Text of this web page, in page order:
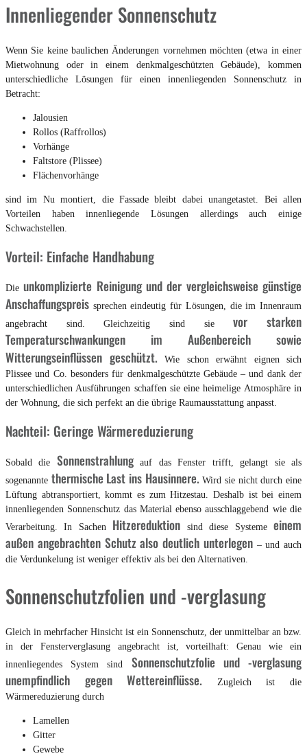
Innenliegender Sonnenschutz
Wenn Sie keine baulichen Änderungen vornehmen möchten (etwa in einer
Mietwohnung oder in einem denkmalgeschützten Gebäude), kommen
unterschiedliche Lösungen für einen innenliegenden Sonnenschutz in
Betracht:
Jalousien
Rollos (Raffrollos)
Vorhänge
Faltstore (Plissee)
Flächenvorhänge
sind im Nu montiert, die Fassade bleibt dabei unangetastet. Bei allen
Vorteilen haben innenliegende Lösungen allerdings auch einige
Schwachstellen.
Vorteil: Einfache Handhabung
Die unkomplizierte Reinigung und der vergleichsweise günstige
Anschaffungspreis sprechen eindeutig für Lösungen, die im Innenraum
angebracht sind. Gleichzeitig sind sievor starken
Temperaturschwankungen im Außenbereich sowie
Witterungseinflüssen geschützt.Wie schon erwähnt eignen sich
Plissee und Co. besonders für denkmalgeschützte Gebäude – und dank der
unterschiedlichen Ausführungen schaffen sie eine heimelige Atmosphäre in
der Wohnung, die sich perfekt an die übrige Raumausstattung anpasst.
Nachteil: Geringe Wärmereduzierung
Sobald die Sonnenstrahlungauf das Fenster trifft, gelangt sie als
sogenannte thermische Last ins Hausinnere.Wird sie nicht durch eine
Lüftung abtransportiert, kommt es zum Hitzestau. Deshalb ist bei einem
innenliegenden Sonnenschutz das Material ebenso ausschlaggebend wie die
Verarbeitung. In Sachen Hitzereduktion sind diese Systemeeinem
außen angebrachten Schutz also deutlich unterlegen– und auch
die Verdunkelung ist weniger effektiv als bei den Alternativen.
Sonnenschutzfolien und -verglasung
Gleich in mehrfacher Hinsicht ist ein Sonnenschutz, der unmittelbar an bzw.
in der Fensterverglasung angebracht ist, vorteilhaft: Genau wie ein
innenliegendes System sind Sonnenschutzfolie und -verglasung
unempfindlich gegen Wettereinflüsse.
Zugleich ist die
Wärmereduzierung durch
Lamellen
Gitter
Gewebe